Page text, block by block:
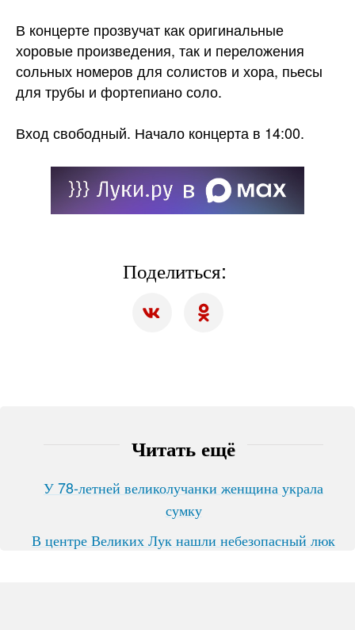
В концерте прозвучат как оригинальные
хоровые произведения, так и переложения
сольных номеров для солистов и хора, пьесы
для трубы и фортепиано соло.
Вход свободный. Начало концерта в 14:00.
Поделиться:
Читать ещё
У 78-летней великолучанки женщина украла
сумку
В центре Великих Лук нашли небезопасный люк